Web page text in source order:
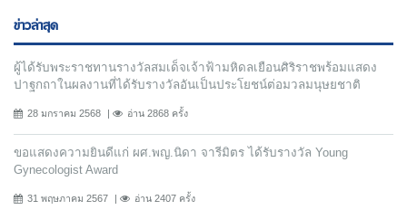
ข่าวล่าสุด
ผู้ได้รับพระราชทานรางวัลสมเด็จเจ้าฟ้ามหิดลเยือนศิริราชพร้อมแสดง
ปาฐกถาในผลงานที่ได้รับรางวัลอันเป็นประโยชน์ต่อมวลมนุษยชาติ
28 มกราคม 2568 อ่าน 2868 ครั้ง
ขอแสดงความยินดีแก่ ผศ.พญ.นิดา จารีมิตร ได้รับรางวัล Young
Gynecologist Award
31 พฤษภาคม 2567 อ่าน 2407 ครั้ง